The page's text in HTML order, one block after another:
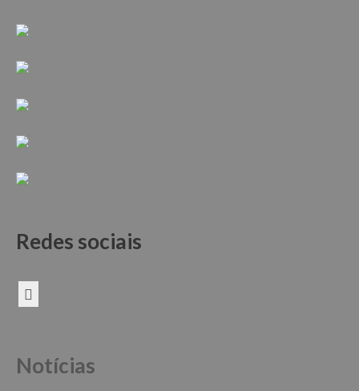
Redes sociais
Notícias